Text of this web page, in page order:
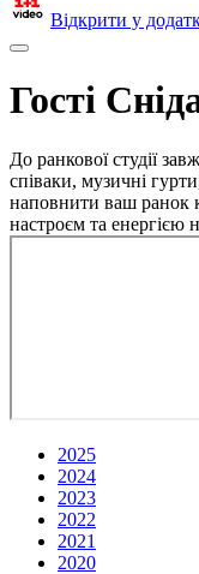
Відкрити у
Гості
До ранкової студії
співаки, музичні
наповнити ваш ранок
настроєм та енергією
2025
2024
2023
2022
2021
2020